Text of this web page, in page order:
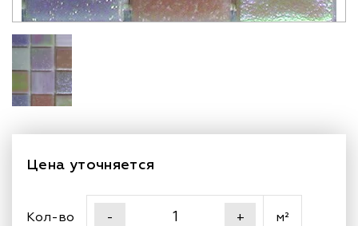
Цена уточняется
Кол-во - + м²